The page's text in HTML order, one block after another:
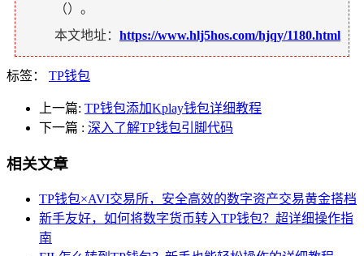
（）。
本文地址： https://www.hlj5hos.com/hjqy/1180.html
标签： TP钱包
上一篇: TP钱包添加Kplay钱包详细教程
下一篇 : 深入了解TP钱包引脚代码
相关文章
TP钱包×AVI交易所，安全高效的数字资产交易黄金搭档
新手友好，如何将数字货币转入TP钱包？超详细操作指
南